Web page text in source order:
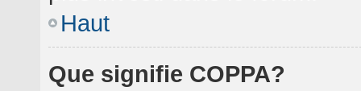
Haut
Que signifie COPPA?